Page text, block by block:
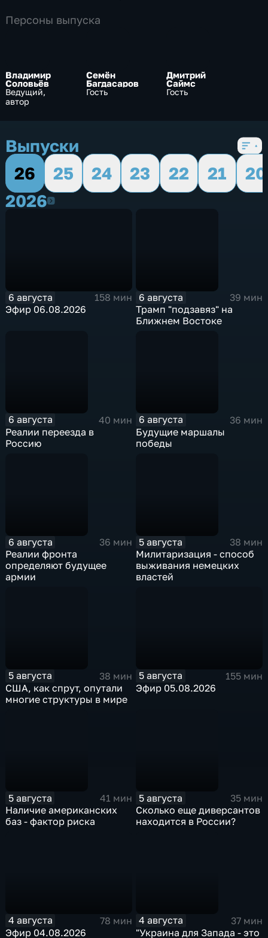
Персоны выпуска
Владимир
Соловьёв
Ведущий,
автор
Семён
Багдасаров
Гость
Дмитрий
Саймс
Гость
Выпуски
26
25 24 23 22 21
20
20262026
6 августа
158 мин
Эфир 06.08.2026
6 августа
39 мин
Трамп "подзавяз" на
Ближнем Востоке
6 августа
40 мин
Реалии переезда в
Россию
6 августа
36 мин
Будущие маршалы
победы
6 августа
36 мин
Реалии фронта
определяют будущее
армии
5 августа
38 мин
Милитаризация - способ
выживания немецких
властей
5 августа
38 мин
США, как спрут, опутали
многие структуры в мире
5 августа
155 мин
Эфир 05.08.2026
5 августа
41 мин
Наличие американских
баз - фактор риска
5 августа
35 мин
Сколько еще диверсантов
находится в России?
4 августа
78 мин
Эфир 04.08.2026
4 августа
37 мин
"Украина для Запада - это